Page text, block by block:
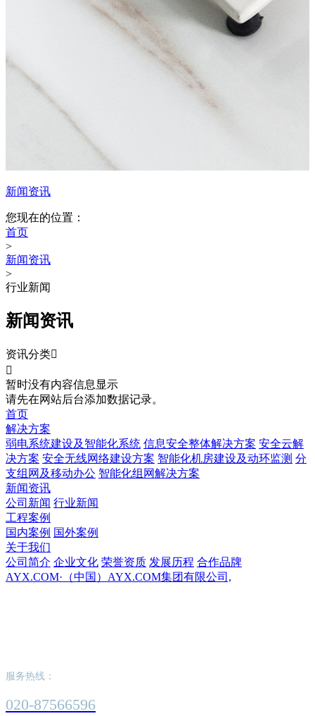
新闻资讯
您现在的位置：
首页
>
新闻资讯
>
行业新闻
新闻资讯
资讯分类

暂时没有内容信息显示
请先在网站后台添加数据记录。
首页
解决方案
弱电系统建设及智能化系统 信息安全整体解决方案 安全云解
决方案 安全无线网络建设方案 智能化机房建设及动环监测 分
支组网及移动办公 智能化组网解决方案
新闻资讯
公司新闻 行业新闻
工程案例
国内案例 国外案例
关于我们
公司简介 企业文化 荣誉资质 发展历程 合作品牌
AYX.COM·（中国）AYX.COM集团有限公司,
服务热线：
020-87566596